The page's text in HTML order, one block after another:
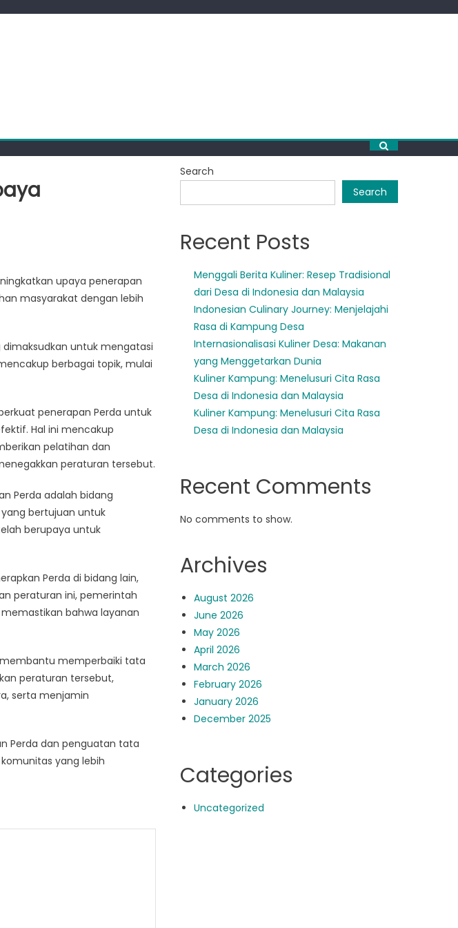
upaya penerapan
masyarakat dengan lebih
untuk mengatasi
berbagai topik, mulai
penerapan Perda untuk
Hal ini mencakup
pelatihan dan
peraturan tersebut.
Perda adalah bidang
bertujuan untuk
berupaya untuk
Perda di bidang lain,
peraturan ini, pemerintah
bahwa layanan
memperbaiki tata
peraturan tersebut,
serta menjamin
Perda dan penguatan tata
yang lebih
Search
Search
Recent Posts
Menggali Berita Kuliner: Resep Tradisional
dari Desa di Indonesia dan Malaysia
Indonesian Culinary Journey: Menjelajahi
Rasa di Kampung Desa
Internasionalisasi Kuliner Desa: Makanan
yang Menggetarkan Dunia
Kuliner Kampung: Menelusuri Cita Rasa
Desa di Indonesia dan Malaysia
Kuliner Kampung: Menelusuri Cita Rasa
Desa di Indonesia dan Malaysia
Recent Comments
No comments to show.
Archives
August 2026
June 2026
May 2026
April 2026
March 2026
February 2026
January 2026
December 2025
Categories
Uncategorized